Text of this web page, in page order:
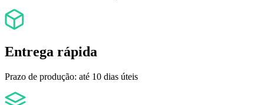
Entrega rápida
Prazo de produção: até 10 dias úteis